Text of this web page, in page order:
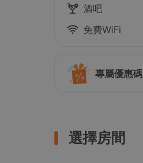
酒吧
免費WiFi
專屬優惠碼
選擇房間